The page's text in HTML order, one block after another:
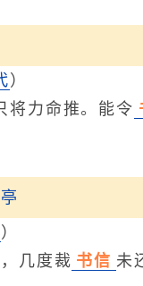
）
力命推。能令
）
几度裁 书信 未